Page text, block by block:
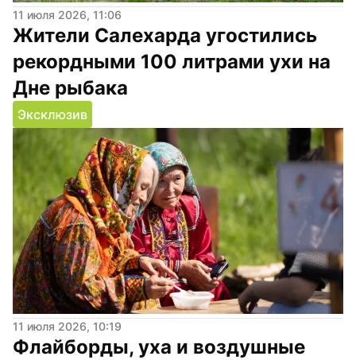
11 июля 2026, 11:06
Жители Салехарда угостились
рекордными 100 литрами ухи на
Дне рыбака
Эксклюзив
11 июля 2026, 10:19
Флайборды, уха и воздушные